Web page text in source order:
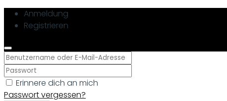
Anmeldung
Registrieren
Erinnere dich an mich
Passwort vergessen?